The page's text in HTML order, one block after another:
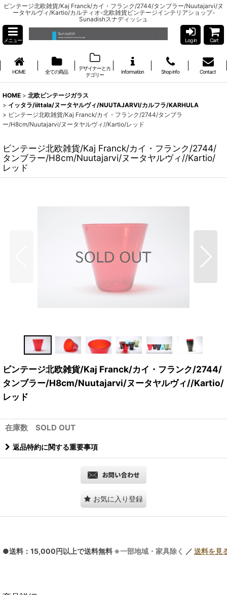
ビンテージ北欧雑貨/Kaj Franck/カイ・フランク/2744/タンブラー/Nuutajarvi/ヌ
ータヤルヴィ/Kartio/カルティオ-北欧雑貨ビンテージインテリアショップ-
Sunadishスナディッシュ
メニュー Log in Cart
HOME 全ての商品
デザイナーとカ
テゴリー
Information Shop info Contact
HOME > 北欧ビンテージガラス
> イッタラ/iittala/ヌータヤルヴィ/NUUTAJARVI/カルフラ/KARHULA
> ビンテージ北欧雑貨/Kaj Franck/カイ・フランク/2744/タンブラ
ー/H8cm/Nuutajarvi/ヌータヤルヴィ//Kartio/レッド
ビンテージ北欧雑貨/Kaj Franck/カイ・フランク/2744/
タンブラー/H8cm/Nuutajarvi/ヌータヤルヴィ//Kartio/
レッド
ビンテージ北欧雑貨/Kaj Franck/カイ・フランク/2744/
タンブラー/H8cm/Nuutajarvi/ヌータヤルヴィ//Kartio/
レッド
在庫数 SOLD OUT
返品特約に関する重要事項
お気に入り登録
●送料：15,000円以上で送料無料 ※一部地域・家具除く ／ 送料を見